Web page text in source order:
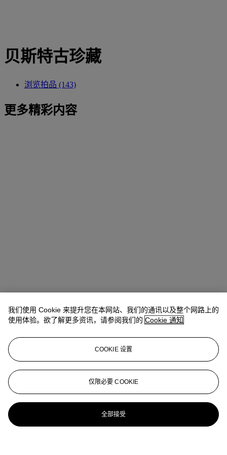
贝斯特古珍藏
浏览拍品 (143)
更多精彩内容
我们使用 Cookie 来提升您在本网站、我们的通讯以及整个网路上的
使用体验。欲了解更多资讯，请参阅我们的 Cookie 通知
COOKIE 设置
仅限必要 COOKIE
全部接受